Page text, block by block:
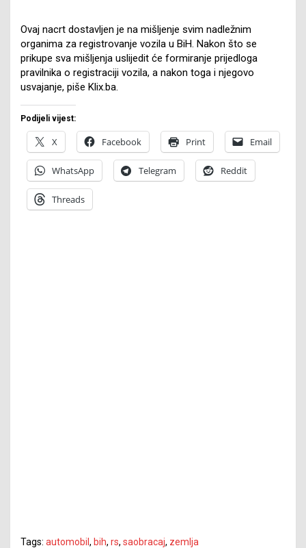
Ovaj nacrt dostavljen je na mišljenje svim nadležnim
organima za registrovanje vozila u BiH. Nakon što se
prikupe sva mišljenja uslijedit će formiranje prijedloga
pravilnika o registraciji vozila, a nakon toga i njegovo
usvajanje, piše Klix.ba.
Podijeli vijest:
X Facebook Print Email
WhatsApp Telegram Reddit
Threads
Tags: automobil , bih, rs, saobracaj, zemlja